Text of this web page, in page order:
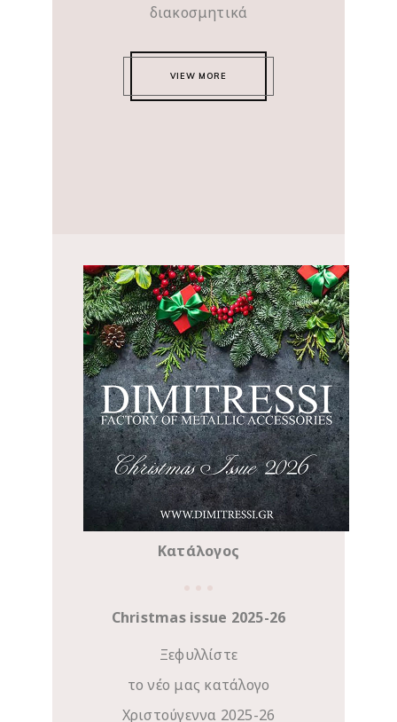
διακοσμητικά
VIEW MORE
Κατάλογος
Christmas issue 2025-26
Ξεφυλλίστε
το νέο μας κατάλογο
Χριστούγεννα 2025-26